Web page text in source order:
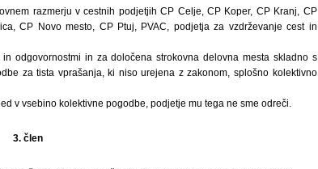
razmerju v cestnih podjetjih CP Celje, CP Koper, CP Kranj, CP
CP Novo mesto, CP Ptuj, PVAC, podjetja za vzdrževanje cest in
odgovornostmi in za določena strokovna delovna mesta skladno s
za tista vprašanja, ki niso urejena z zakonom, splošno kolektivno
v vsebino kolektivne pogodbe, podjetje mu tega ne sme odreči.
3. člen